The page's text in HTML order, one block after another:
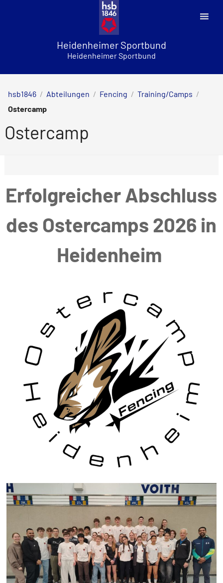
Heidenheimer Sportbund
Heidenheimer Sportbund
hsb1846 / Abteilungen / Fencing / Training/Camps /
Ostercamp
Ostercamp
Erfolgreicher Abschluss
des Ostercamps 2026 in
Heidenheim